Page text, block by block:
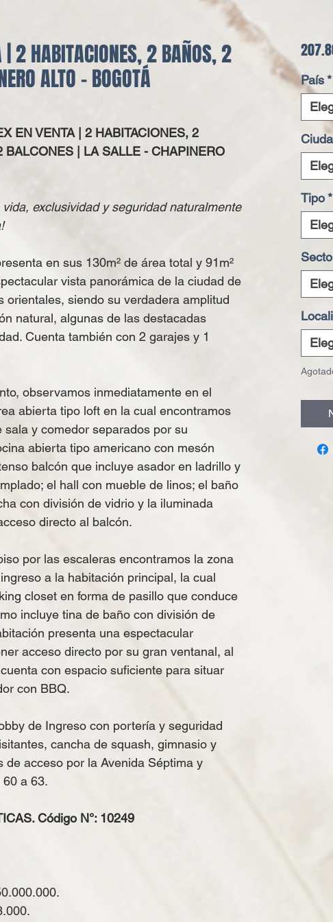
| 2 HABITACIONES, 2 BAÑOS, 2
ALTO - BOGOTÁ
EN VENTA | 2 HABITACIONES, 2
BALCONES | LA SALLE - CHAPINERO
exclusividad y seguridad naturalmente
en sus 130m² de área total y 91m²
vista panorámica de la ciudad de
orientales, siendo su verdadera amplitud
natural, algunas de las destacadas
Cuenta también con 2 garajes y 1
observamos inmediatamente en el
abierta tipo loft en la cual encontramos
sala y comedor separados por su
abierta tipo americano con mesón
balcón que incluye asador en ladrillo y
el hall con mueble de linos; el baño
con división de vidrio y la iluminada
directo al balcón.
por las escaleras encontramos la zona
a la habitación principal, la cual
closet en forma de pasillo que conduce
incluye tina de baño con división de
presenta una espectacular
acceso directo por su gran ventanal, al
con espacio suficiente para situar
con BBQ.
de Ingreso con portería y seguridad
cancha de squash, gimnasio y
de acceso por la Avenida Séptima y
a 63.
Código N°: 10249
País *
Tipo *